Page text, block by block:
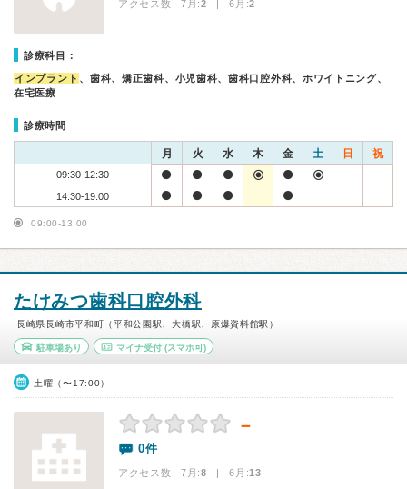
アクセス数 7月:2 | 6月:2
診療科目：
インプラント 、歯科、矯正歯科、小児歯科、歯科口腔外科、ホワイトニング、
在宅医療
診療時間
月 火 水 木 金 土 日 祝
09:30-12:30
14:30-19:00
09:00-13:00
たけみつ歯科口腔外科
長崎県長崎市平和町（平和公園駅、大橋駅、原爆資料館駅）
駐車場あり マイナ受付(スマホ可)
土曜（〜17:00）
－
0件
アクセス数 7月:8 | 6月:13